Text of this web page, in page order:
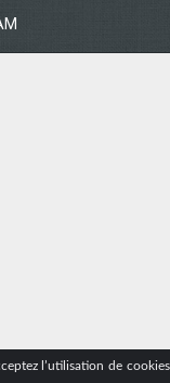
l’utilisation de cookies